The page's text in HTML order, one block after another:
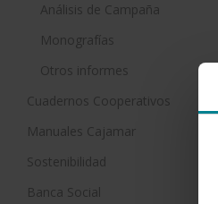
Análisis de Campaña
Monografías
Otros informes
Cuadernos Cooperativos
Manuales Cajamar
Sostenibilidad
Banca Social